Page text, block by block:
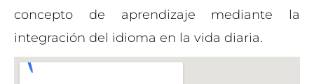
concepto de aprendizaje mediante la
integración del idioma en la vida diaria.